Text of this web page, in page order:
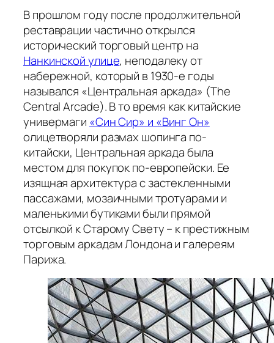
В прошлом году после продолжительной
реставрации частично открылся
исторический торговый центр на
Нанкинской улице, неподалеку от
набережной, который в 1930-е годы
назывался «Центральная аркада» (The
Central Arcade). В то время как китайские
универмаги «Син Сир» и «Винг Он»
олицетворяли размах шопинга по-
китайски, Центральная аркада была
местом для покупок по-европейски. Ее
изящная архитектура с застекленными
пассажами, мозаичными тротуарами и
маленькими бутиками были прямой
отсылкой к Старому Свету – к престижным
торговым аркадам Лондона и галереям
Парижа.